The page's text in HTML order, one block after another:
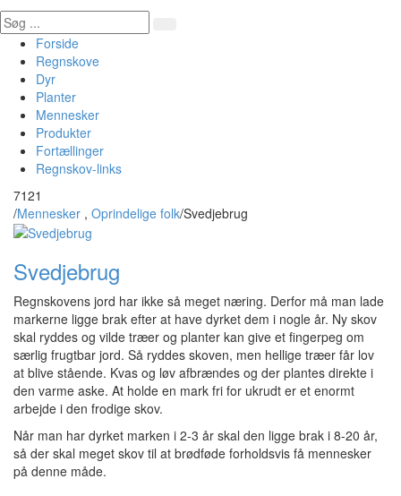
Forside
Regnskove
Dyr
Planter
Mennesker
Produkter
Fortællinger
Regnskov-links
7121
/Mennesker , Oprindelige folk/Svedjebrug
Svedjebrug
Regnskovens jord har ikke så meget næring. Derfor må man lade
markerne ligge brak efter at have dyrket dem i nogle år. Ny skov
skal ryddes og vilde træer og planter kan give et fingerpeg om
særlig frugtbar jord. Så ryddes skoven, men hellige træer får lov
at blive stående. Kvas og løv afbrændes og der plantes direkte i
den varme aske. At holde en mark fri for ukrudt er et enormt
arbejde i den frodige skov.
Når man har dyrket marken i 2-3 år skal den ligge brak i 8-20 år,
så der skal meget skov til at brødføde forholdsvis få mennesker
på denne måde.